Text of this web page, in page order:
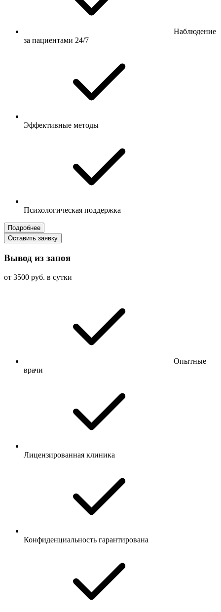
Наблюдение
за пациентами 24/7
Эффективные методы
Психологическая поддержка
Подробнее
Оставить заявку
Вывод из запоя
от 3500 руб. в сутки
Опытные
врачи
Лицензированная клиника
Конфиденциальность гарантирована